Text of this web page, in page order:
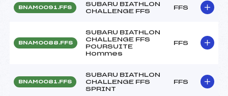
BNAM0091.FFS
SUBARU BIATHLON
CHALLENGE FFS
FFS
BNAM0088.FFS
SUBARU BIATHLON
CHALLENGE FFS
POURSUITE
Hommes
FFS
BNAM0081.FFS
SUBARU BIATHLON
CHALLENGE FFS
SPRINT
FFS